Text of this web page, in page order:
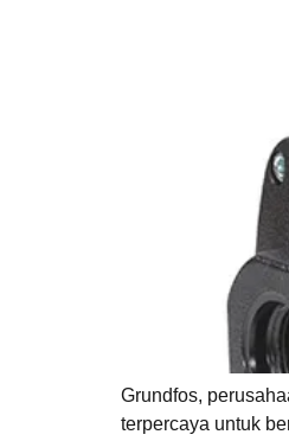
Grundfos,
terpercaya untuk